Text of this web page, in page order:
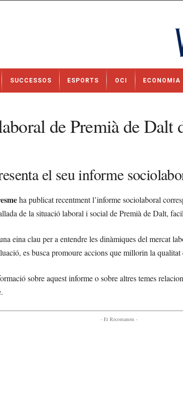
SUCCESSOS ESPORTS OCI ECONOMIA
de Premià de Dalt
el seu informe
ha publicat recentment l’informe sociolaboral
de la situació laboral i social de Premià de Dalt,
eina clau per a entendre les dinàmiques del mercat
es busca promoure accions que millorin la
sobre aquest informe o sobre altres temes
- Et Recomanem -